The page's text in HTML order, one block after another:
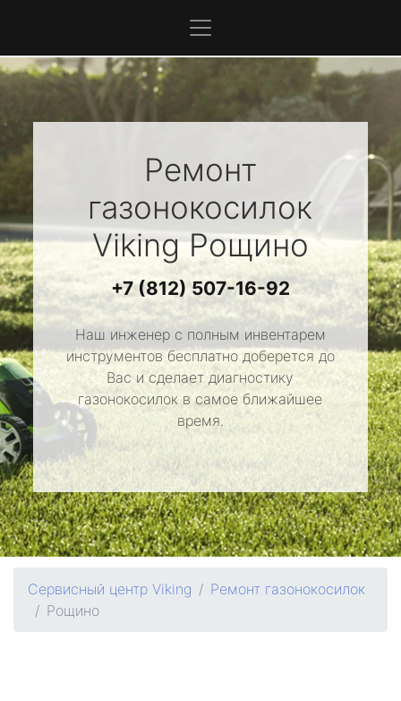
Ремонт
газонокосилок
VikingРощино
+7 (812) 507-16-92
Наш инженер с полным инвентарем
инструментов бесплатно доберется до
Вас и сделает диагностику
газонокосилок в самое ближайшее
время.
Сервисный центр Viking
Ремонт газонокосилок
Рощино